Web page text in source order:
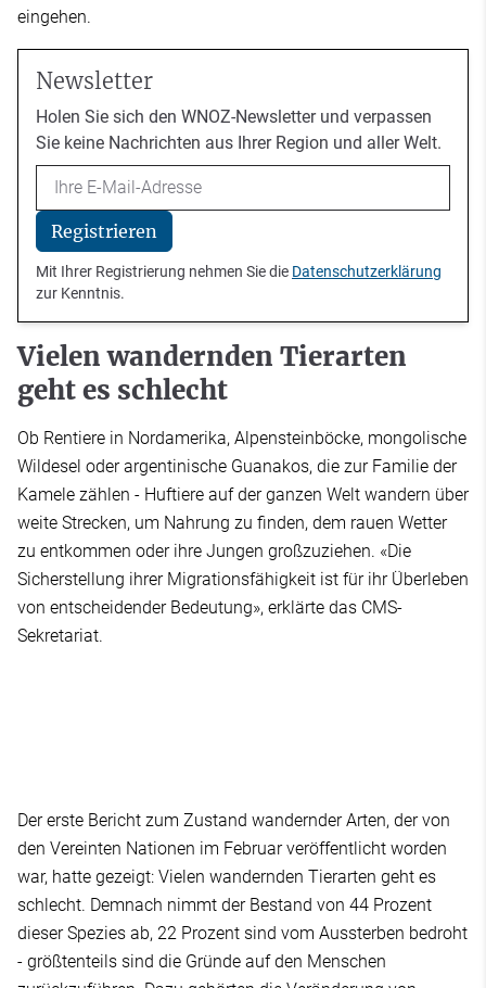
eingehen.
Newsletter
Holen Sie sich den WNOZ-Newsletter und verpassen
Sie keine Nachrichten aus Ihrer Region und aller Welt.
Email
Registrieren
Mit Ihrer Registrierung nehmen Sie die Datenschutzerklärung
zur Kenntnis.
Vielen wandernden Tierarten
geht es schlecht
Ob Rentiere in Nordamerika, Alpensteinböcke, mongolische
Wildesel oder argentinische Guanakos, die zur Familie der
Kamele zählen - Huftiere auf der ganzen Welt wandern über
weite Strecken, um Nahrung zu finden, dem rauen Wetter
zu entkommen oder ihre Jungen großzuziehen. «Die
Sicherstellung ihrer Migrationsfähigkeit ist für ihr Überleben
von entscheidender Bedeutung», erklärte das CMS-
Sekretariat.
Der erste Bericht zum Zustand wandernder Arten, der von
den Vereinten Nationen im Februar veröffentlicht worden
war, hatte gezeigt: Vielen wandernden Tierarten geht es
schlecht. Demnach nimmt der Bestand von 44 Prozent
dieser Spezies ab, 22 Prozent sind vom Aussterben bedroht
- größtenteils sind die Gründe auf den Menschen